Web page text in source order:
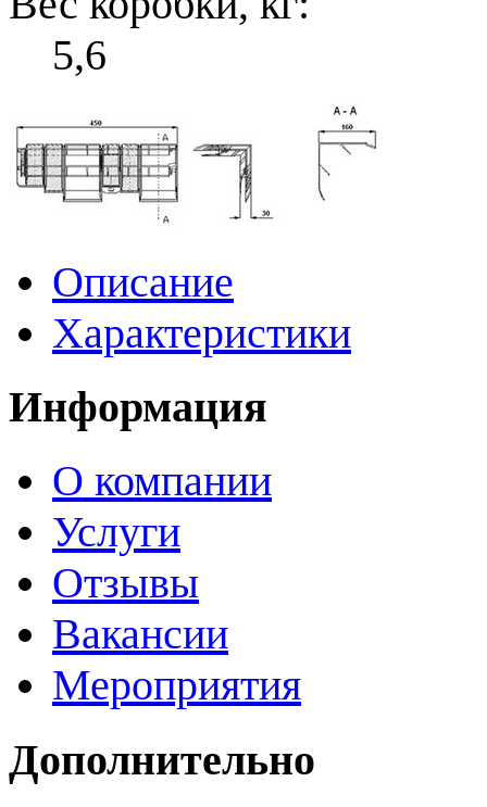
5,6
Описание
Характеристики
Информация
О компании
Услуги
Отзывы
Вакансии
Мероприятия
Дополнительно